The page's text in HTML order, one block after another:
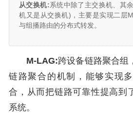
从交换机:系统中除了主交换机、其
机又是从交换机)，主要是实现二层
与组播路由的分布式转发。
M-LAG:跨设备链路聚合组
链路聚合的机制，能够实现
合，从而把链路可靠性提高到
系统。